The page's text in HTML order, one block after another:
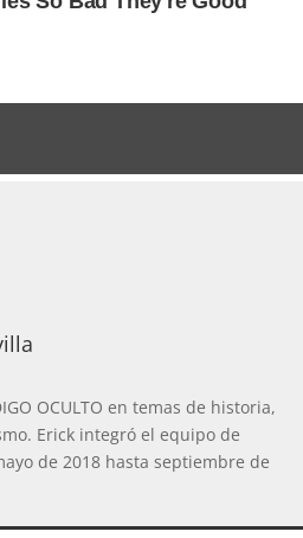
OCULTO en temas de historia,
Erick integró el equipo de
de 2018 hasta septiembre de